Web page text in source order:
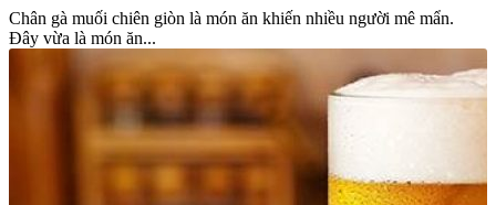
Chân gà muối chiên giòn là món ăn khiến nhiều người mê mẩn.
Đây vừa là món ăn...